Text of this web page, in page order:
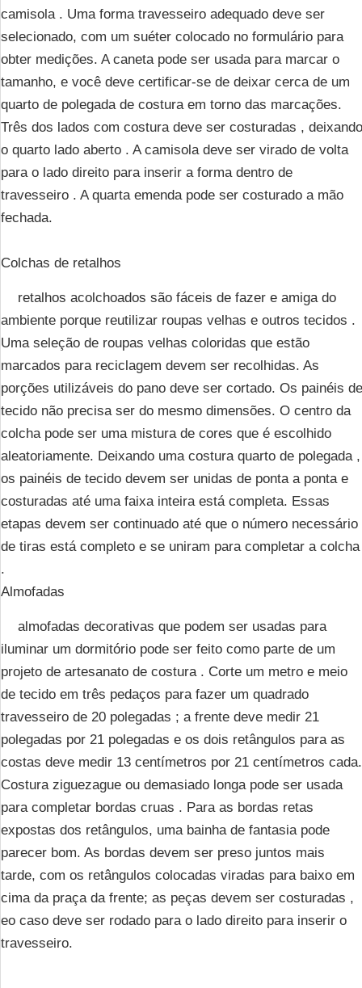
camisola . Uma forma travesseiro adequado deve ser
selecionado, com um suéter colocado no formulário para
obter medições. A caneta pode ser usada para marcar o
tamanho, e você deve certificar-se de deixar cerca de um
quarto de polegada de costura em torno das marcações.
Três dos lados com costura deve ser costuradas , deixando
o quarto lado aberto . A camisola deve ser virado de volta
para o lado direito para inserir a forma dentro de
travesseiro . A quarta emenda pode ser costurado a mão
fechada.
Colchas de retalhos
retalhos acolchoados são fáceis de fazer e amiga do
ambiente porque reutilizar roupas velhas e outros tecidos .
Uma seleção de roupas velhas coloridas que estão
marcados para reciclagem devem ser recolhidas. As
porções utilizáveis ​​do pano deve ser cortado. Os painéis de
tecido não precisa ser do mesmo dimensões. O centro da
colcha pode ser uma mistura de cores que é escolhido
aleatoriamente. Deixando uma costura quarto de polegada ,
os painéis de tecido devem ser unidas de ponta a ponta e
costuradas até uma faixa inteira está completa. Essas
etapas devem ser continuado até que o número necessário
de tiras está completo e se uniram para completar a colcha
.
Almofadas
almofadas decorativas que podem ser usadas para
iluminar um dormitório pode ser feito como parte de um
projeto de artesanato de costura . Corte um metro e meio
de tecido em três pedaços para fazer um quadrado
travesseiro de 20 polegadas ; a frente deve medir 21
polegadas por 21 polegadas e os dois retângulos para as
costas deve medir 13 centímetros por 21 centímetros cada.
Costura ziguezague ou demasiado longa pode ser usada
para completar bordas cruas . Para as bordas retas
expostas dos retângulos, uma bainha de fantasia pode
parecer bom. As bordas devem ser preso juntos mais
tarde, com os retângulos colocadas viradas para baixo em
cima da praça da frente; as peças devem ser costuradas ,
eo caso deve ser rodado para o lado direito para inserir o
travesseiro.